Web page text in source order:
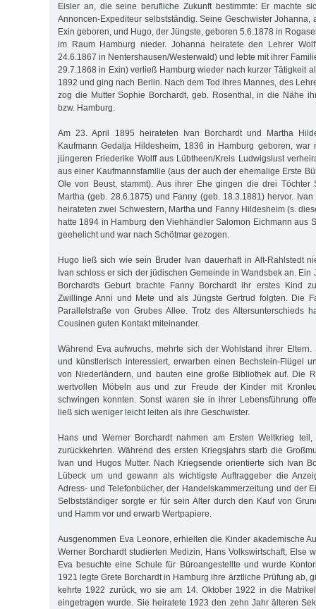
Eisler an, die seine berufliche Zukunft bestimmte: Er machte
Annoncen-Expediteur selbstständig. Seine Geschwister Johanna,
Exin geboren, und Hugo, der Jüngste, geboren 5.6.1878 in
im Raum Hamburg nieder. Johanna heiratete den Lehrer
24.6.1867 in Nentershausen/Westerwald) und lebte mit ihrer
29.7.1868 in Exin) verließ Hamburg wieder nach kurzer Tätigkeit
1892 und ging nach Berlin. Nach dem Tod ihres Mannes, des
zog die Mutter Sophie Borchardt, geb. Rosenthal, in die Nähe
bzw. Hamburg.
Am 23. April 1895 heirateten Ivan Borchardt und Martha
Kaufmann Gedalja Hildesheim, 1836 in Hamburg geboren, war
jüngeren Friederike Wolff aus Lübtheen/Kreis Ludwigslust
aus einer Kaufmannsfamilie (aus der auch der ehemalige Erste
Ole von Beust, stammt). Aus ihrer Ehe gingen die drei Töchter
Martha (geb. 28.6.1875) und Fanny (geb. 18.3.1881) hervor.
heirateten zwei Schwestern, Martha und Fanny Hildesheim (s.
hatte 1894 in Hamburg den Viehhändler Salomon Eichmann aus
geehelicht und war nach Schötmar gezogen.
Hugo ließ sich wie sein Bruder Ivan dauerhaft in Alt-Rahlstedt
Ivan schloss er sich der jüdischen Gemeinde in Wandsbek an. Ein
Borchardts Geburt brachte Fanny Borchardt ihr erstes Kind
Zwillinge Anni und Mete und als Jüngste Gertrud folgten. Die
Parallelstraße von Grubes Allee. Trotz des Altersunterschieds
Cousinen guten Kontakt miteinander.
Während Eva aufwuchs, mehrte sich der Wohlstand ihrer
und künstlerisch interessiert, erwarben einen Bechstein-Flügel
von Niederländern, und bauten eine große Bibliothek auf. Die
wertvollen Möbeln aus und zur Freude der Kinder mit
schwingen konnten. Sonst waren sie in ihrer Lebensführung
ließ sich weniger leicht leiten als ihre Geschwister.
Hans und Werner Borchardt nahmen am Ersten Weltkrieg
zurückkehrten. Während des ersten Kriegsjahrs starb die
Ivan und Hugos Mutter. Nach Kriegsende orientierte sich Ivan
Lübeck um und gewann als wichtigste Auftraggeber die
Adress- und Telefonbücher, der Handelskammerzeitung und der
Selbstständiger sorgte er für sein Alter durch den Kauf von
und Hamm vor und erwarb Wertpapiere.
Ausgenommen Eva Leonore, erhielten die Kinder akademische
Werner Borchardt studierten Medizin, Hans Volkswirtschaft, Else
Eva besuchte eine Schule für Büroangestellte und wurde
1921 legte Grete Borchardt in Hamburg ihre ärztliche Prüfung ab,
kehrte 1922 zurück, wo sie am 14. Oktober 1922 in die
eingetragen wurde. Sie heiratete 1923 den zehn Jahr älteren